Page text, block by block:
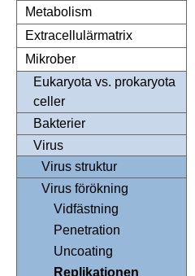
Metabolism
Extracellulärmatrix
Mikrober
Eukaryota vs. prokaryota
celler
Bakterier
Virus
Virus struktur
Virus förökning
Vidfästning
Penetration
Uncoating
Replikationen